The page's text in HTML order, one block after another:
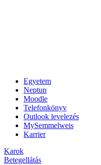
Egyetem
Neptun
Moodle
Telefonkönyv
Outlook levelezés
MySemmelweis
Karrier
Karok
Betegellátás